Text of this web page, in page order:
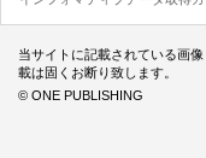
当サイトに記載されている画
載は固くお断り致します。
© ONE PUBLISHING